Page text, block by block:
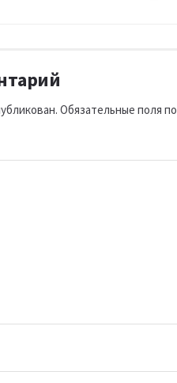
Обязательные поля